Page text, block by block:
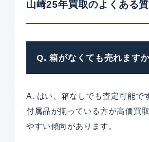
山崎25年買取のよくある
Q. 箱がなくても売れます
A. はい、箱なしでも査定可能で
付属品が揃っている方が高価買
やすい傾向があります。